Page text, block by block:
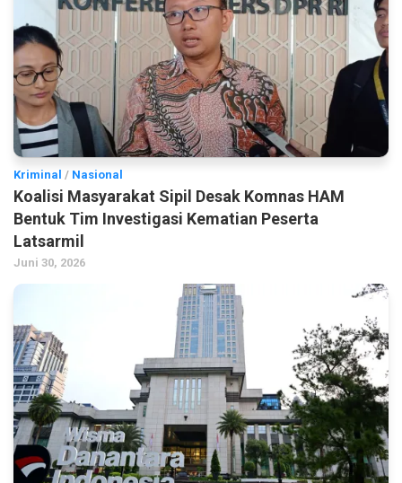
Kriminal / Nasional
Koalisi Masyarakat Sipil Desak Komnas HAM
Bentuk Tim Investigasi Kematian Peserta
Latsarmil
Juni 30, 2026